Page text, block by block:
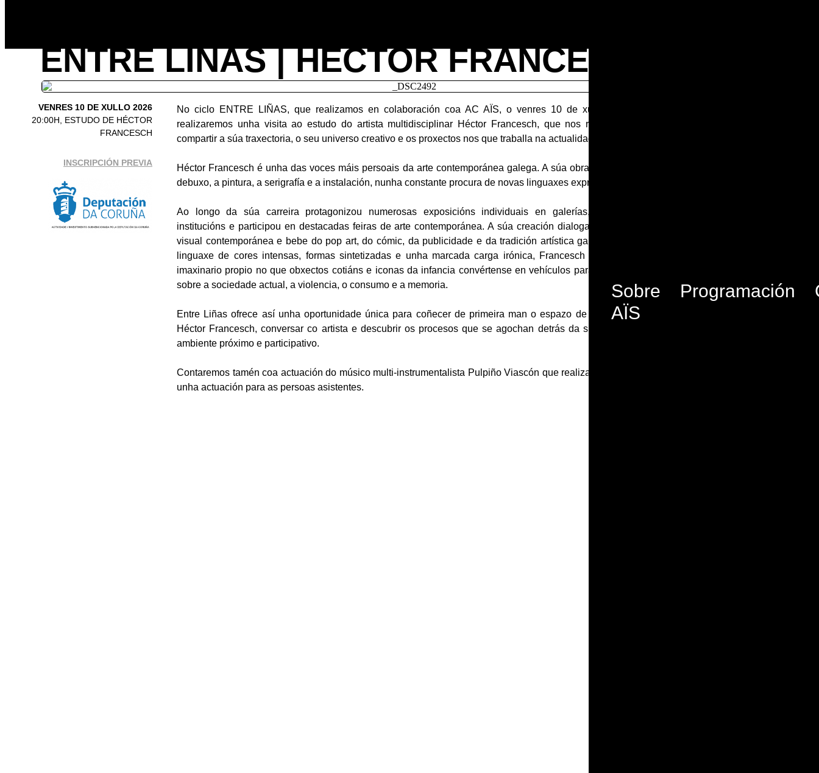
Sobre
AÏS
Programación
ENTRE LIÑAS | HÉCTOR FRANCESCH
VENRES 10 DE XULLO 2026
20:00H, ESTUDO DE HÉCTOR
FRANCESCH
INSCRIPCIÓN PREVIA
No ciclo ENTRE LIÑAS, que realizamos en colaboración coa AC AÏS, o venres 10 de xullo ás 20h,
realizaremos unha visita ao estudo do artista multidisciplinar Héctor Francesch, que nos recibirá para
compartir a súa traxectoria, o seu universo creativo e os proxectos nos que traballa na actualidade.
Héctor Francesch é unha das voces máis persoais da arte contemporánea galega. A súa obra abrangue o
debuxo, a pintura, a serigrafía e a instalación, nunha constante procura de novas linguaxes expresivas.
Ao longo da súa carreira protagonizou numerosas exposicións individuais en galerías, museos e
institucións e participou en destacadas feiras de arte contemporánea. A súa creación dialoga coa cultura
visual contemporánea e bebe do pop art, do cómic, da publicidade e da tradición artística galega. Cunha
linguaxe de cores intensas, formas sintetizadas e unha marcada carga irónica, Francesch constrúe un
imaxinario propio no que obxectos cotiáns e iconas da infancia convértense en vehículos para reflexionar
sobre a sociedade actual, a violencia, o consumo e a memoria.
Entre Liñas ofrece así unha oportunidade única para coñecer de primeira man o espazo de creación de
Héctor Francesch, conversar co artista e descubrir os procesos que se agochan detrás da súa obra nun
ambiente próximo e participativo.
Contaremos tamén coa actuación do músico multi-instrumentalista Pulpiño Viascón que realizará co serrón
unha actuación para as persoas asistentes.